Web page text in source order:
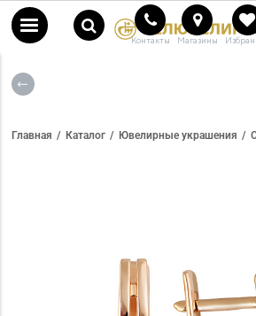
Контакты Магазины
Главная Каталог Ювелирные украшения